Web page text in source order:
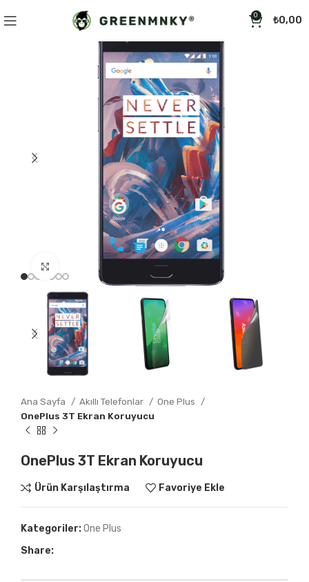
0 ₺0,00
Ana Sayfa Akıllı Telefonlar
One Plus
OnePlus 3T Ekran Koruyucu
OnePlus 3T Ekran Koruyucu
Ürün Karşılaştırma Favoriye Ekle
Kategoriler:One Plus
Share: